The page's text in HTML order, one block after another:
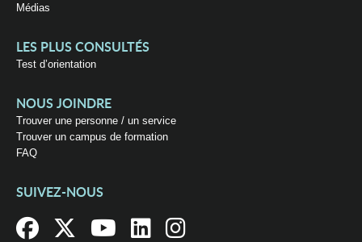
Médias
LES PLUS CONSULTÉS
Test d’orientation
NOUS JOINDRE
Trouver une personne / un service
Trouver un campus de formation
FAQ
SUIVEZ-NOUS